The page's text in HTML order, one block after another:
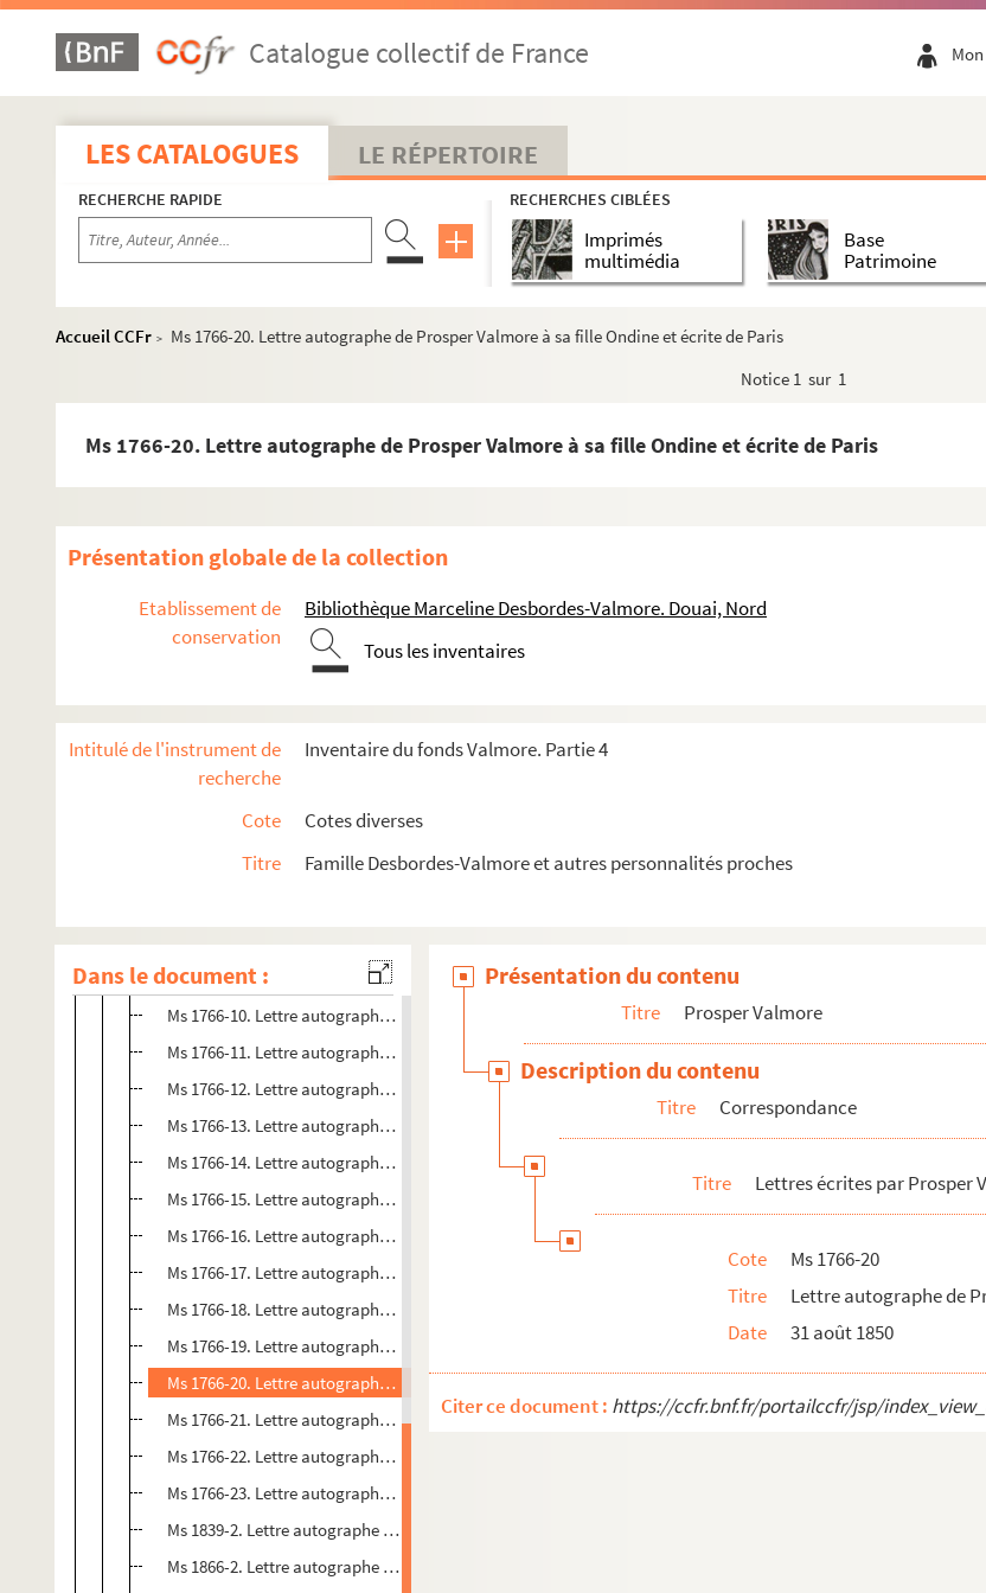
Catalogue collectif de France
LES CATALOGUES LE RÉPERTOIRE
RECHERCHE RAPIDE RECHERCHES CIBLÉES
Imprimés
multimédia
Base
Patrimoine
Accueil CCFr >
Ms 1766-20. Lettre autographe de Prosper Valmore à sa fille Ondine et écrite de Paris
Notice 1 sur 1
Ms 1766-20. Lettre autographe de Prosper Valmore à sa fille Ondine et écrite de Paris
Présentation globale de la collection
Etablissement de
conservation
Bibliothèque Marceline Desbordes-Valmore. Douai, Nord
Tous les inventaires
Intitulé de l'instrument de
recherche
Inventaire du fonds Valmore. Partie 4
Cote
Cotes diverses
Titre
Famille Desbordes-Valmore et autres personnalités proches
Dans le document :
Oeuvres
Autres textes
Correspondance
Lettres écrites par Prosper Valmore
Ms 1553-5-1161. Copie de lettre de Prosper Valmore à Hippolyte Valmore , Lyon, le 16 avril 1834
Ms 1736-139. Copie de lettre à Hippolyte Mars datée du 1er novembre 1837 et écrite de Paris
Ms 1751-41. Lettre autographe de Prosper Valmore à Rosa Choque
Ms 1751-43. Faire-part du décès de Marceline Desbordes-Valmore adressé à Rose Choque et à son époux
Ms 1766-2. Lettre autographe de Prosper Valmore à Félix Desbordes, caporal à Brest, et écrite de Paris.
Ms 1766-3. Lettre autographe de Prosper Valmore à M. Singier
Ms 1766-5. Lettre autographe de Prosper Valmore à Théophile Bra à Paris
Ms 1766-6. Lettre autographe de Prosper Valmore à un inconnu et écrite de Paris.
Ms 1766-8. Lettre autographe de Prosper Valmore à Léon Boitel à Paris
Ms 1766-9. Lettre autographe de Prosper Valmore à Marceline Desbordes-Valmore
Ms 1766-10. Lettre autographe de Prosper Valmore à M. Bocage à Paris
Ms 1766-11. Lettre autographe de Prosper Valmore à M. Bocage à Paris
Ms 1766-12. Lettre autographe de Prosper Valmore à M. Bocage à Paris
Ms 1766-13. Lettre autographe de Prosper Valmore de M. Bocage à Paris
Ms 1766-14. Lettre autographe de Prosper Valmore à Mlle Pless
Ms 1766-15. Lettre autographe de Prosper Valmore à sa fille Ondine
Ms 1766-16. Lettre autographe de Prosper Valmore à M. Loreau à l'Odéon
Ms 1766-17. Lettre autographe de Prosper Valmore à M. Bocage à Paris
Ms 1766-18. Lettre autographe de Prosper Valmore à M. Bocage à Paris
Ms 1766-19. Lettre autographe de Prosper Valmore à M. Bocage à Paris
Ms 1766-20. Lettre autographe de Prosper Valmore à sa fille Ondine et écrite de Paris
Ms 1766-21. Lettre autographe de Prosper Valmore à un inconnu
Ms 1766-22. Lettre autographe de Prosper Valmore à M. Mazet
Ms 1766-23. Lettre autographe de Prosper Valmore à Aimé Langlais
Ms 1839-2. Lettre autographe à M. Firmin, sociétaire du Théâtre français
Ms 1866-2. Lettre autographe de Prosper Valmore au baron Taylor, écrite de Paris
Présentation du contenu
Titre Prosper Valmore
Description du contenu
Titre Correspondance
Titre Lettres écrites par Prosper
Cote
Ms 1766-20
Titre
Lettre autographe de
Date
31 août 1850
Citer ce document : https://ccfr.bnf.fr/portailccfr/jsp/